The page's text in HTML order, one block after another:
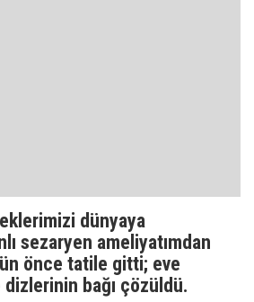
dünyaya
sezaryen ameliyatımdan
önce tatile gitti; eve
bağı çözüldü.